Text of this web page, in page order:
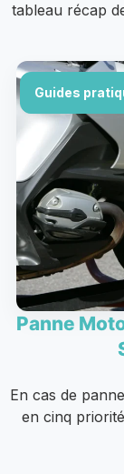
tableau récap
Guides
Panne
En cas de
en cinq